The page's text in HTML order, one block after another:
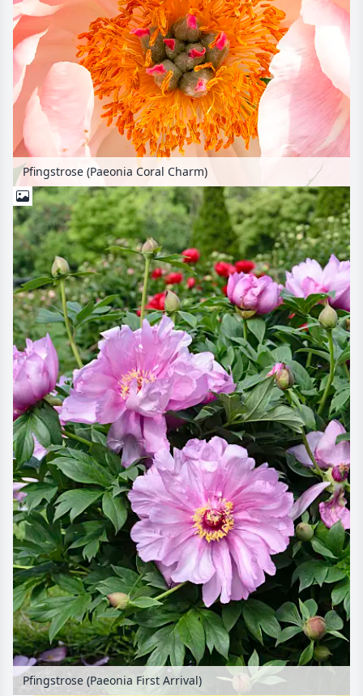
Pfingstrose (Paeonia Coral Charm)
Pfingstrose (Paeonia First Arrival)